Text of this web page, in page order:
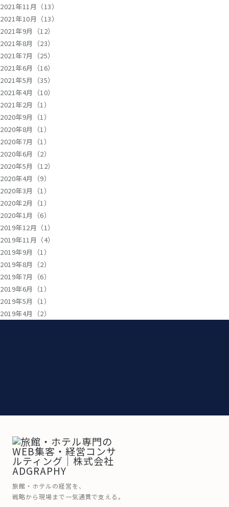
2021年11月（13）
2021年10月（13）
2021年9月（12）
2021年8月（23）
2021年7月（25）
2021年6月（16）
2021年5月（35）
2021年4月（10）
2021年2月（1）
2020年9月（1）
2020年8月（1）
2020年7月（1）
2020年6月（2）
2020年5月（12）
2020年4月（9）
2020年3月（1）
2020年2月（1）
2020年1月（6）
2019年12月（1）
2019年11月（4）
2019年9月（1）
2019年8月（2）
2019年7月（6）
2019年6月（1）
2019年5月（1）
2019年4月（2）
旅館・ホテルの経営を、
戦略から現場まで一気通貫で支える。